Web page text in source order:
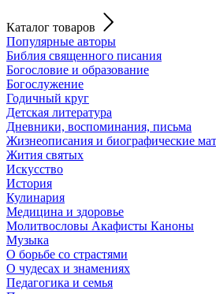
Каталог товаров
Популярные авторы
Библия священного писания
Богословие и образование
Богослужение
Годичный круг
Детская литература
Дневники, воспоминания, письма
Жизнеописания и биографические
Жития святых
Искусство
История
Кулинария
Медицина и здоровье
Молитвословы Акафисты Каноны
Музыка
О борьбе со страстями
О чудесах и знамениях
Педагогика и семья